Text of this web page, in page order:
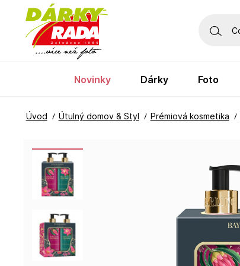
Úvod Útulný domov & Styl Prémiová kosmetika
novinky dárky foto